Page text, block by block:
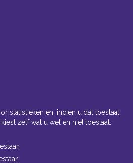
statistieken en, indien u dat toestaat,
zelf wat u wel en niet toestaat.